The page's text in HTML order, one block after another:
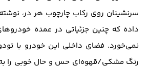
سرنشینان ‌روی رکاب چارچوب هر در‌، نوشته
داده که چنین جزئیاتی در عمده
نمی‌خورد. فضای داخلی این خودرو با
رنگ مشکی/قهوه‌ای حس و حال خوبی را به